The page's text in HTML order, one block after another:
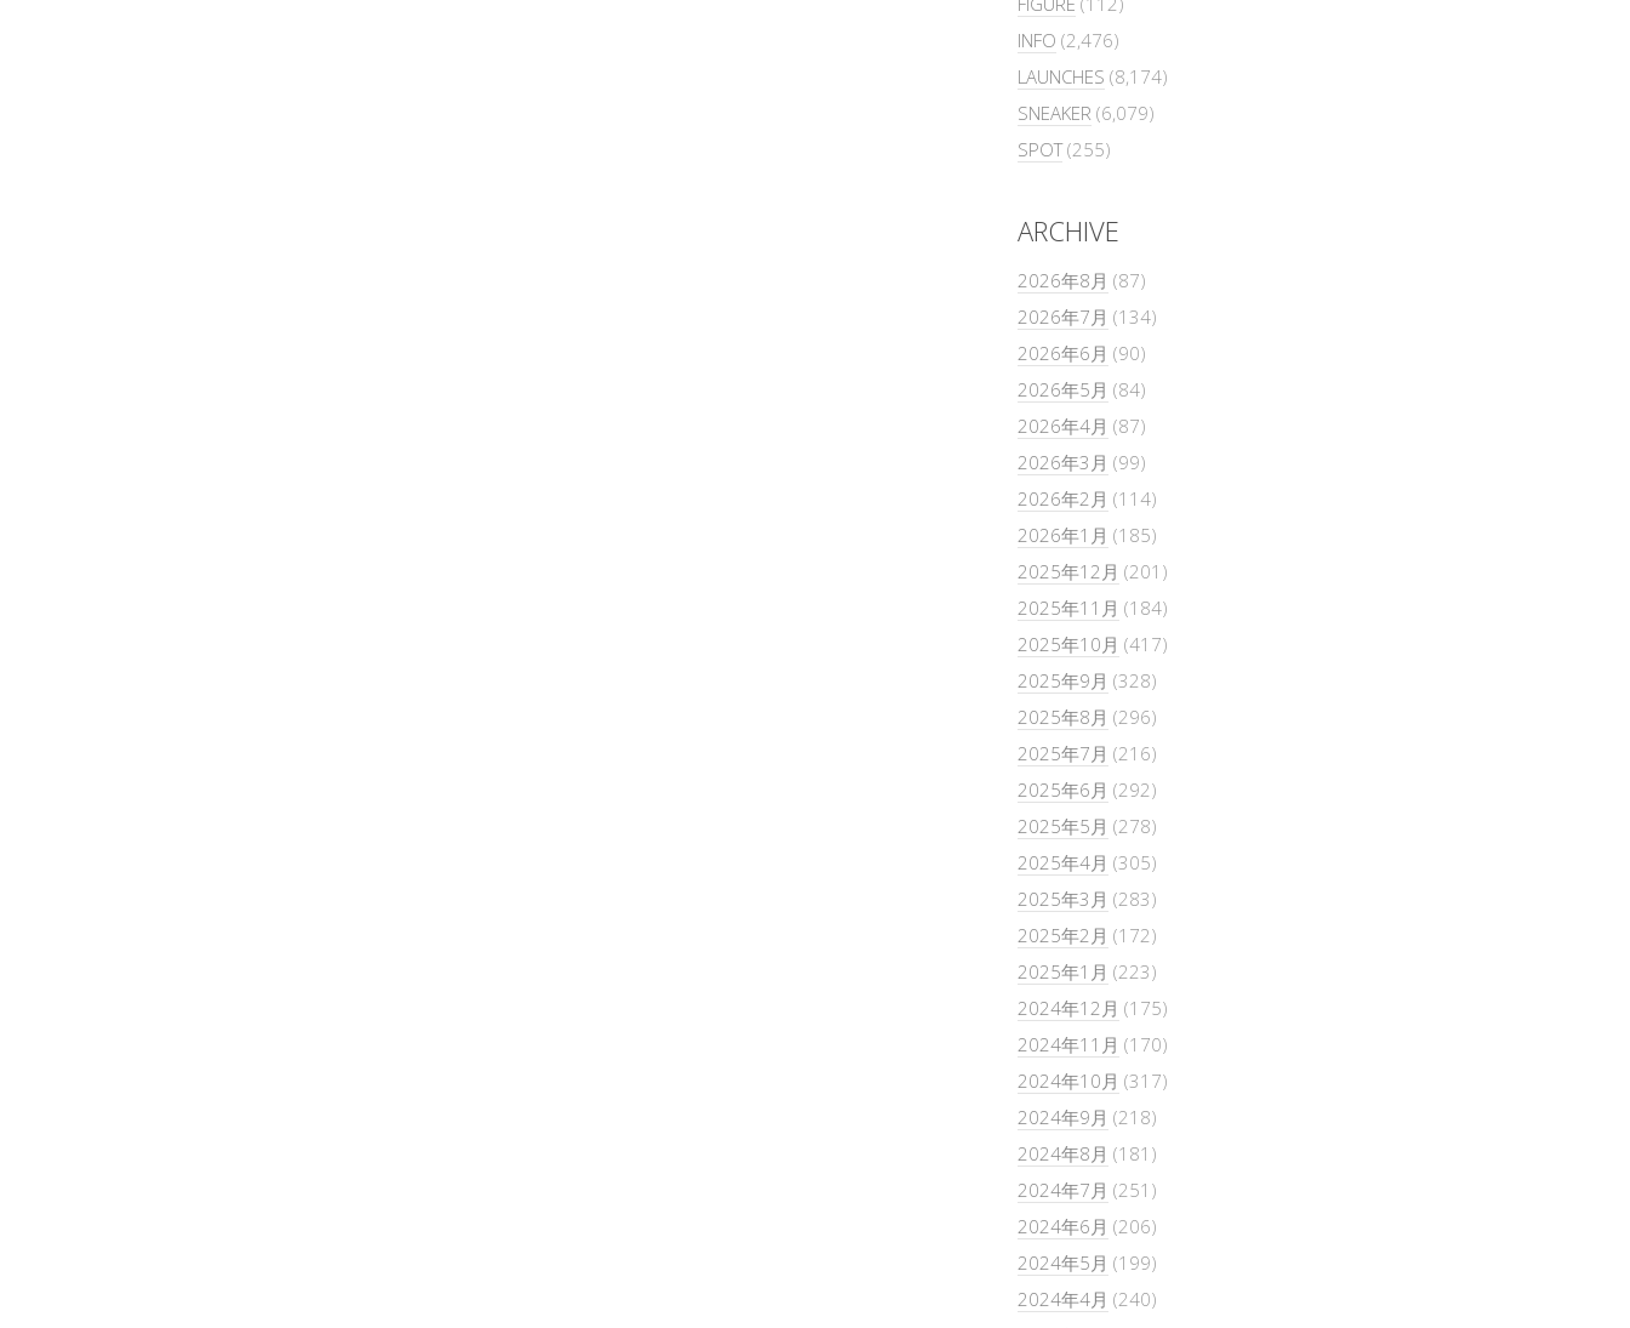
INFO (2,476)
LAUNCHES (8,174)
SNEAKER (6,079)
SPOT(255)
ARCHIVE
2026年8月 (87)
2026年7月 (134)
2026年6月 (90)
2026年5月 (84)
2026年4月 (87)
2026年3月 (99)
2026年2月 (114)
2026年1月 (185)
2025年12月 (201)
2025年11月 (184)
2025年10月 (417)
2025年9月 (328)
2025年8月 (296)
2025年7月 (216)
2025年6月 (292)
2025年5月 (278)
2025年4月 (305)
2025年3月 (283)
2025年2月 (172)
2025年1月 (223)
2024年12月 (175)
2024年11月 (170)
2024年10月 (317)
2024年9月 (218)
2024年8月 (181)
2024年7月 (251)
2024年6月 (206)
2024年5月 (199)
2024年4月 (240)